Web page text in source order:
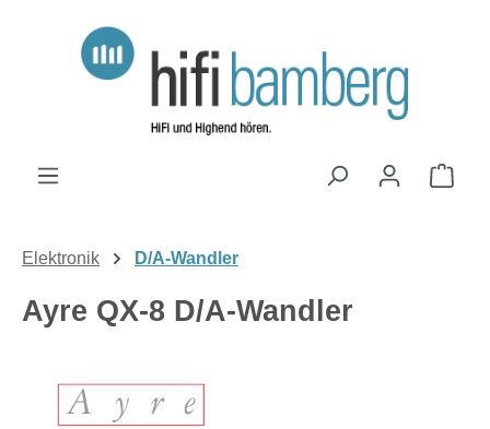
Zum Hauptinhalt springen
Elektronik D/A-Wandler
Ayre QX-8 D/A-Wandler